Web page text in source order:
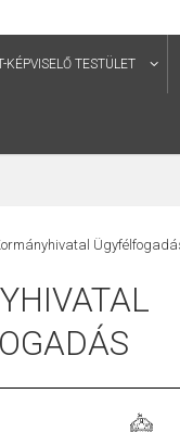
TESTÜLET